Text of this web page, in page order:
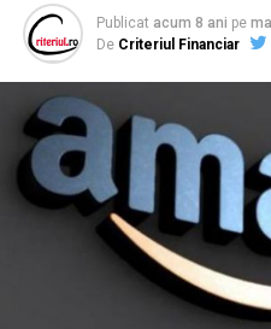
Publicat acum 8 ani pe
De Criteriul Financiar